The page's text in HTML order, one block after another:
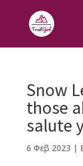
Snow
those
salute
6 Φεβ 2023 |